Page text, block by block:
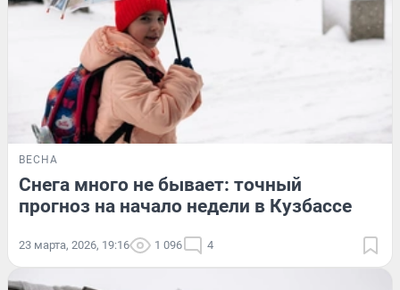
ВЕСНА
Снега много не бывает: точный
прогноз на начало недели в Кузбассе
23 марта, 2026, 19:16 1 096 4